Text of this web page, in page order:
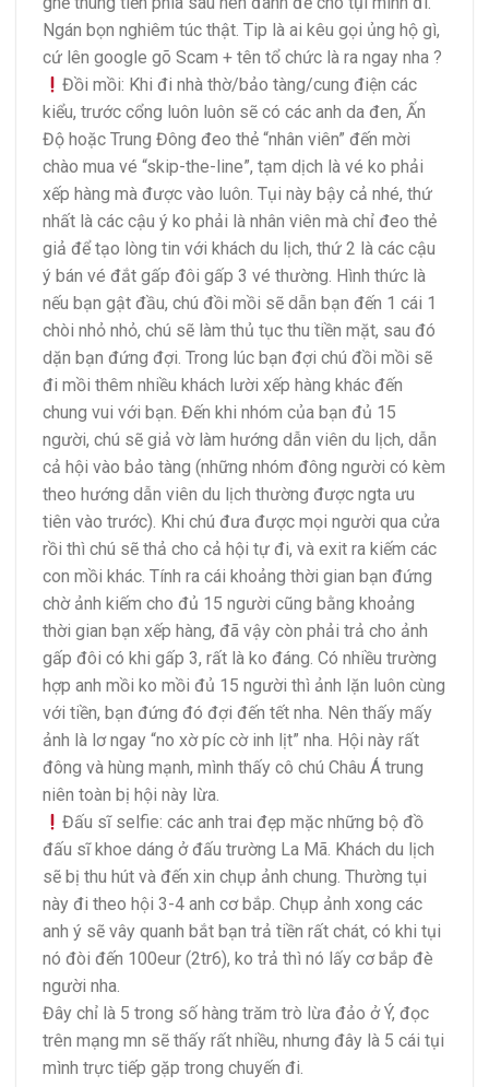
Ngán bọn nghiêm túc thật. Tip là ai kêu gọi ủng hộ gì,
cứ lên google gõ Scam + tên tổ chức là ra ngay nha ?
Đồi mồi: Khi đi nhà thờ/bảo tàng/cung điện các
kiểu, trước cổng luôn luôn sẽ có các anh da đen, Ấn
Độ hoặc Trung Đông đeo thẻ “nhân viên” đến mời
chào mua vé “skip-the-line”, tạm dịch là vé ko phải
xếp hàng mà được vào luôn. Tụi này bậy cả nhé, thứ
nhất là các cậu ý ko phải là nhân viên mà chỉ đeo thẻ
giả để tạo lòng tin với khách du lịch, thứ 2 là các cậu
ý bán vé đắt gấp đôi gấp 3 vé thường. Hình thức là
nếu bạn gật đầu, chú đồi mồi sẽ dẫn bạn đến 1 cái 1
chòi nhỏ nhỏ, chú sẽ làm thủ tục thu tiền mặt, sau đó
dặn bạn đứng đợi. Trong lúc bạn đợi chú đồi mồi sẽ
đi mồi thêm nhiều khách lười xếp hàng khác đến
chung vui với bạn. Đến khi nhóm của bạn đủ 15
người, chú sẽ giả vờ làm hướng dẫn viên du lịch, dẫn
cả hội vào bảo tàng (những nhóm đông người có kèm
theo hướng dẫn viên du lịch thường được ngta ưu
tiên vào trước). Khi chú đưa được mọi người qua cửa
rồi thì chú sẽ thả cho cả hội tự đi, và exit ra kiếm các
con mồi khác. Tính ra cái khoảng thời gian bạn đứng
chờ ảnh kiếm cho đủ 15 người cũng bằng khoảng
thời gian bạn xếp hàng, đã vậy còn phải trả cho ảnh
gấp đôi có khi gấp 3, rất là ko đáng. Có nhiều trường
hợp anh mồi ko mồi đủ 15 người thì ảnh lặn luôn cùng
với tiền, bạn đứng đó đợi đến tết nha. Nên thấy mấy
ảnh là lơ ngay “no xờ píc cờ inh lịt” nha. Hội này rất
đông và hùng mạnh, mình thấy cô chú Châu Á trung
niên toàn bị hội này lừa.
Đấu sĩ selfie: các anh trai đẹp mặc những bộ đồ
đấu sĩ khoe dáng ở đấu trường La Mã. Khách du lịch
sẽ bị thu hút và đến xin chụp ảnh chung. Thường tụi
này đi theo hội 3-4 anh cơ bắp. Chụp ảnh xong các
anh ý sẽ vây quanh bắt bạn trả tiền rất chát, có khi tụi
nó đòi đến 100eur (2tr6), ko trả thì nó lấy cơ bắp đè
người nha.
Đây chỉ là 5 trong số hàng trăm trò lừa đảo ở Ý, đọc
trên mạng mn sẽ thấy rất nhiều, nhưng đây là 5 cái tụi
mình trực tiếp gặp trong chuyến đi.